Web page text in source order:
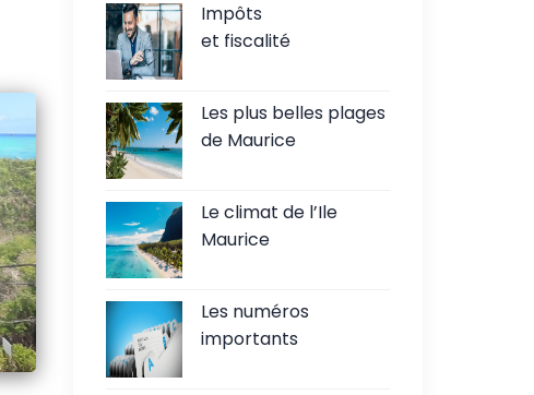
Impôts
et fiscalité
Les plus belles plages
de Maurice
Le climat de l’Ile
Maurice
Les numéros
importants